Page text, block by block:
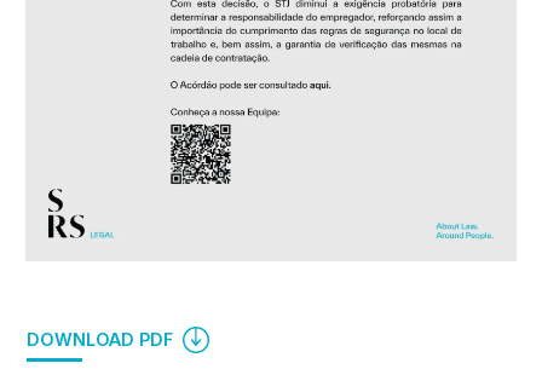
DOWNLOAD PDF